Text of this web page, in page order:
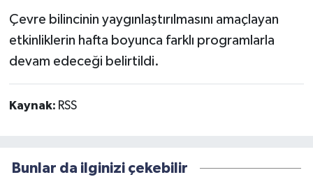
Çevre bilincinin yaygınlaştırılmasını amaçlayan
etkinliklerin hafta boyunca farklı programlarla
devam edeceği belirtildi.
Kaynak: RSS
Bunlar da ilginizi çekebilir